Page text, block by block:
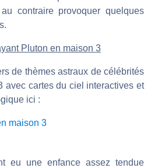
contraire provoquer quelques
Pluton en maison 3
de thèmes astraux de célébrités
avec cartes du ciel interactives et
ici :
maison 3
eu une enfance assez tendue